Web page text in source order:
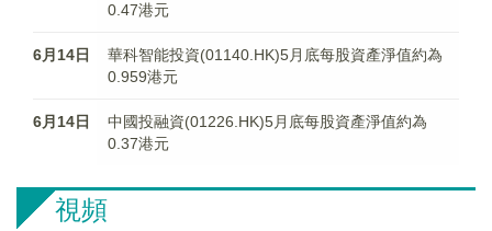
0.47港元
6月14日
華科智能投資(01140.HK)5月底每股資產淨值約為
0.959港元
6月14日
中國投融資(01226.HK)5月底每股資產淨值約為
0.37港元
視頻